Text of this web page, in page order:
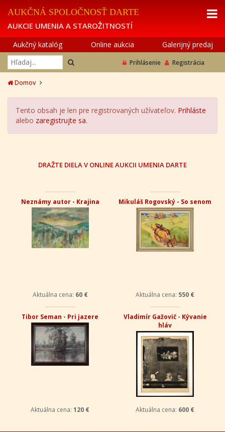
AUKČNÁ SPOLOČNOSŤ DARTE
AUKCIE UMENIA A STAROŽITNOSTÍ
Aukčný katalóg Online aukcia Galerijný predaj
Prihlásenie Registrácia
Domov
Tento obsah je len pre registrovaných užívateľov. Prihláste
alebo zaregistrujte sa.
DRAŽTE DIELA V ONLINE AUKCII UMENIA DARTE
Neznámy autor - Krajina
Aktuálna cena: 60 €
Mikuláš Rogovský - So senom
Aktuálna cena: 550 €
Tibor Seman - Pri jazere
Aktuálna cena: 120 €
Vladimír Gažovič - Kývanie
hláv
Aktuálna cena: 600 €